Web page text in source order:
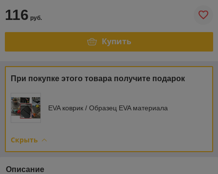
116 руб.
Купить
При покупке этого товара получите подарок
EVA коврик / Образец EVA материала
Скрыть
Описание